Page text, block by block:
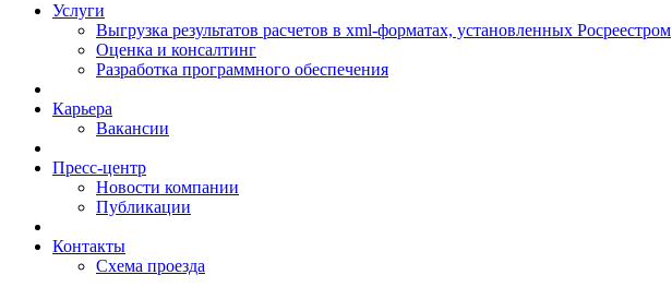
Услуги
Выгрузка результатов расчетов в xml-форматах, установленных Росреестром
Оценка и консалтинг
Разработка программного обеспечения
Карьера
Вакансии
Пресс-центр
Новости компании
Публикации
Контакты
Схема проезда